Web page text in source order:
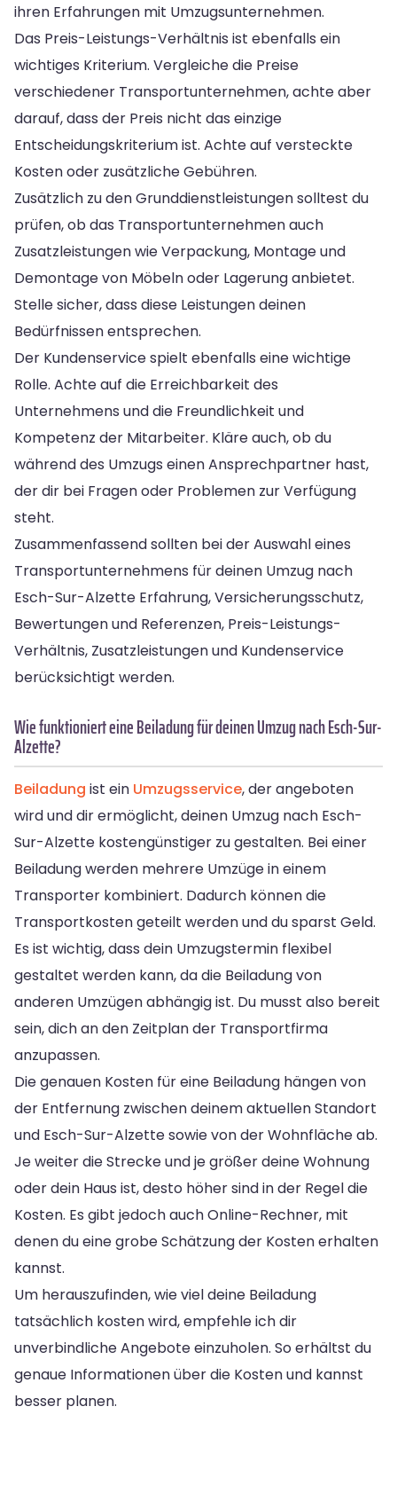
ihren Erfahrungen mit Umzugsunternehmen.
Das Preis-Leistungs-Verhältnis ist ebenfalls ein
wichtiges Kriterium. Vergleiche die Preise
verschiedener Transportunternehmen, achte aber
darauf, dass der Preis nicht das einzige
Entscheidungskriterium ist. Achte auf versteckte
Kosten oder zusätzliche Gebühren.
Zusätzlich zu den Grunddienstleistungen solltest du
prüfen, ob das Transportunternehmen auch
Zusatzleistungen wie Verpackung, Montage und
Demontage von Möbeln oder Lagerung anbietet.
Stelle sicher, dass diese Leistungen deinen
Bedürfnissen entsprechen.
Der Kundenservice spielt ebenfalls eine wichtige
Rolle. Achte auf die Erreichbarkeit des
Unternehmens und die Freundlichkeit und
Kompetenz der Mitarbeiter. Kläre auch, ob du
während des Umzugs einen Ansprechpartner hast,
der dir bei Fragen oder Problemen zur Verfügung
steht.
Zusammenfassend sollten bei der Auswahl eines
Transportunternehmens für deinen Umzug nach
Esch-Sur-Alzette Erfahrung, Versicherungsschutz,
Bewertungen und Referenzen, Preis-Leistungs-
Verhältnis, Zusatzleistungen und Kundenservice
berücksichtigt werden.
Wie funktioniert eine Beiladung für deinen Umzug nach Esch-Sur-
Alzette?
Beiladung ist ein Umzugsservice, der angeboten
wird und dir ermöglicht, deinen Umzug nach Esch-
Sur-Alzette kostengünstiger zu gestalten. Bei einer
Beiladung werden mehrere Umzüge in einem
Transporter kombiniert. Dadurch können die
Transportkosten geteilt werden und du sparst Geld.
Es ist wichtig, dass dein Umzugstermin flexibel
gestaltet werden kann, da die Beiladung von
anderen Umzügen abhängig ist. Du musst also bereit
sein, dich an den Zeitplan der Transportfirma
anzupassen.
Die genauen Kosten für eine Beiladung hängen von
der Entfernung zwischen deinem aktuellen Standort
und Esch-Sur-Alzette sowie von der Wohnfläche ab.
Je weiter die Strecke und je größer deine Wohnung
oder dein Haus ist, desto höher sind in der Regel die
Kosten. Es gibt jedoch auch Online-Rechner, mit
denen du eine grobe Schätzung der Kosten erhalten
kannst.
Um herauszufinden, wie viel deine Beiladung
tatsächlich kosten wird, empfehle ich dir
unverbindliche Angebote einzuholen. So erhältst du
genaue Informationen über die Kosten und kannst
besser planen.